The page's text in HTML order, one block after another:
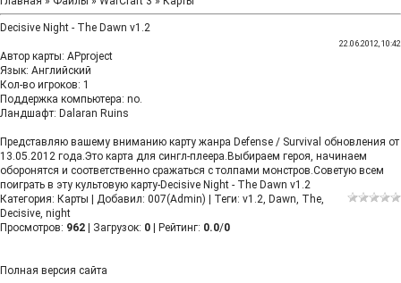
Decisive Night - The Dawn v1.2
22.06.2012, 10:42
Автор карты: APproject
Язык: Английский
Кол-во игроков: 1
Поддержка компьютера: no.
Ландшафт: Dalaran Ruins
Представляю вашему вниманию карту жанра Defense / Survival обновления от
13.05.2012 года.Это карта для сингл-плеера.Выбираем героя, начинаем
оборонятся и соответственно сражаться с толпами монстров.Советую всем
поиграть в эту культовую карту-Decisive Night - The Dawn v1.2
Категория: Карты Добавил: 007(Admin) Теги: v1.2, Dawn, The,
Decisive, night
Просмотров: 962 Загрузок: 0 Рейтинг: 0.0/0
Полная версия сайта